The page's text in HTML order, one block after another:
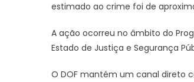
estimado ao crime foi de
A ação ocorreu no âmbito do
Estado de Justiça e Segurança
O DOF mantém um canal direto